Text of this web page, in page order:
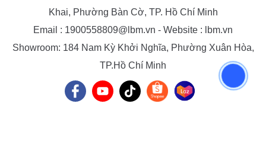
Khai, Phường Bàn Cờ, TP. Hồ Chí Minh
Email : 1900558809@lbm.vn - Website : lbm.vn
Showroom: 184 Nam Kỳ Khởi Nghĩa, Phường Xuân Hòa,
TP.Hồ Chí Minh